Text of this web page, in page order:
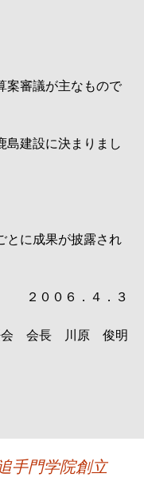
案審議が主なもので
島建設に決まりまし
とに成果が披露され
２００６．４．３
会 会長 川原 俊明
手門学院創立